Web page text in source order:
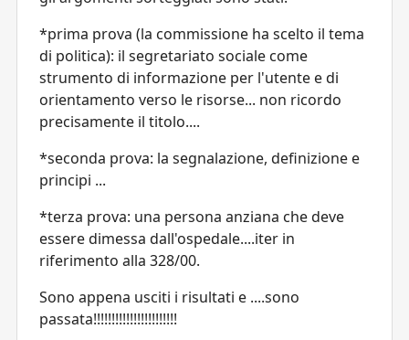
*prima prova (la commissione ha scelto il tema
di politica): il segretariato sociale come
strumento di informazione per l'utente e di
orientamento verso le risorse... non ricordo
precisamente il titolo....
*seconda prova: la segnalazione, definizione e
principi ...
*terza prova: una persona anziana che deve
essere dimessa dall'ospedale....iter in
riferimento alla 328/00.
Sono appena usciti i risultati e ....sono
passata!!!!!!!!!!!!!!!!!!!!!!!